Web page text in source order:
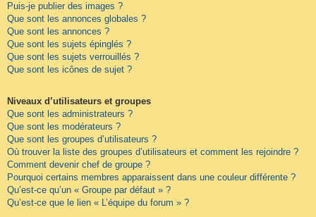
Puis-je publier des images ?
Que sont les annonces globales ?
Que sont les annonces ?
Que sont les sujets épinglés ?
Que sont les sujets verrouillés ?
Que sont les icônes de sujet ?
Niveaux d’utilisateurs et groupes
Que sont les administrateurs ?
Que sont les modérateurs ?
Que sont les groupes d’utilisateurs ?
Où trouver la liste des groupes d’utilisateurs et comment les rejoindre ?
Comment devenir chef de groupe ?
Pourquoi certains membres apparaissent dans une couleur différente ?
Qu’est-ce qu’un « Groupe par défaut » ?
Qu’est-ce que le lien « L’équipe du forum » ?